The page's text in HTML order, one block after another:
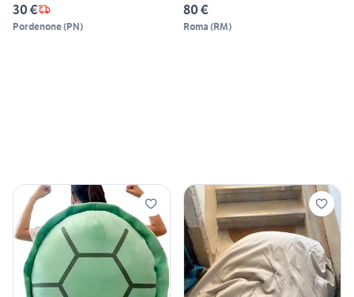
30 €
Pordenone(PN)
80 €
Roma (RM)